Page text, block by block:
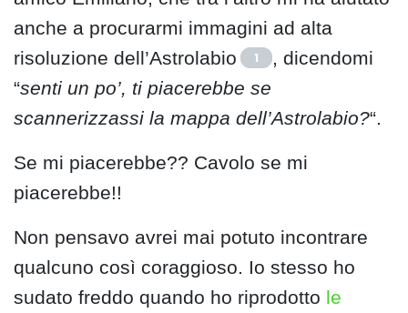
anche a procurarmi immagini ad alta
risoluzione dell’Astrolabio
1
, dicendomi
“senti un po’, ti piacerebbe se
scannerizzassi la mappa dell’Astrolabio?“.
Se mi piacerebbe?? Cavolo se mi
piacerebbe!!
Non pensavo avrei mai potuto incontrare
qualcuno così coraggioso. Io stesso ho
sudato freddo quando ho riprodotto le